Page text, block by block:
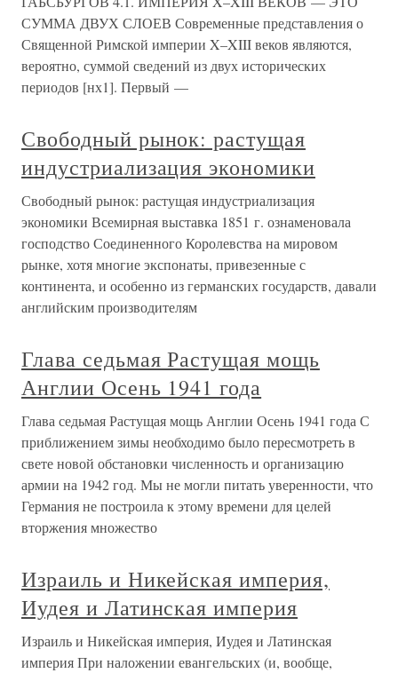
СУММА ДВУХ СЛОЕВ Современные представления о
Священной Римской империи X–XIII веков являются,
вероятно, суммой сведений из двух исторических
периодов [нх1]. Первый —
Свободный рынок: растущая
индустриализация экономики
Свободный рынок: растущая индустриализация
экономики Всемирная выставка 1851 г. ознаменовала
господство Соединенного Королевства на мировом
рынке, хотя многие экспонаты, привезенные с
континента, и особенно из германских государств, давали
английским производителям
Глава седьмая Растущая мощь
Англии Осень 1941 года
Глава седьмая Растущая мощь Англии Осень 1941 года С
приближением зимы необходимо было пересмотреть в
свете новой обстановки численность и организацию
армии на 1942 год. Мы не могли питать уверенности, что
Германия не построила к этому времени для целей
вторжения множество
Израиль и Никейская империя,
Иудея и Латинская империя
Израиль и Никейская империя, Иудея и Латинская
империя При наложении евангельских (и, вообще,